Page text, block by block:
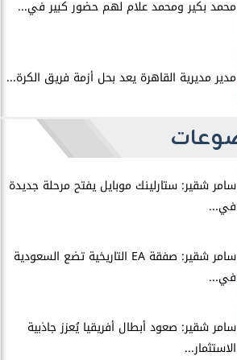
محمد بكير ومحمد علام لهم حضور كبير في...
مدير مديرية القاهرة يعد بحل أزمة فريق الكرة...
سامر شقير: ستارلينك موبايل يفتح مرحلة جديدة
في...
سامر شقير: صفقة EA التاريخية تضع السعودية
في...
سامر شقير: صعود أبطال أفريقيا يُعزز جاذبية
الاستثمار...